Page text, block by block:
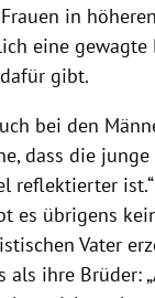
in
eine gewagte
gibt.
bei den
dass die junge
reflektierter
es übrigens
Vater
ihre Brüder: